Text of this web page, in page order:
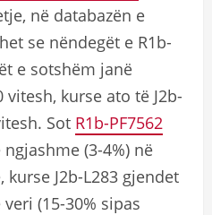
në databazën e
se nëndegët e R1b-
e sotshëm janë
kurse ato të J2b-
Sot R1b-PF7562
(3-4%) në
J2b-L283 gjendet
(15-30% sipas